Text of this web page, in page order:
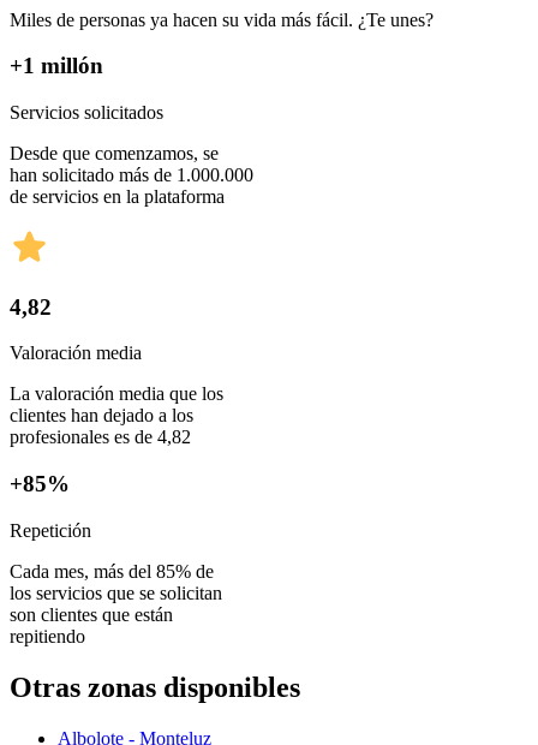
Miles de personas ya hacen su vida más fácil. ¿Te unes?
+1 millón
Servicios solicitados
Desde que comenzamos, se
han solicitado más de 1.000.000
de servicios en la plataforma
4,82
Valoración media
La valoración media que los
clientes han dejado a los
profesionales es de 4,82
+85%
Repetición
Cada mes, más del 85% de
los servicios que se solicitan
son clientes que están
repitiendo
Otras zonas disponibles
Albolote - Monteluz